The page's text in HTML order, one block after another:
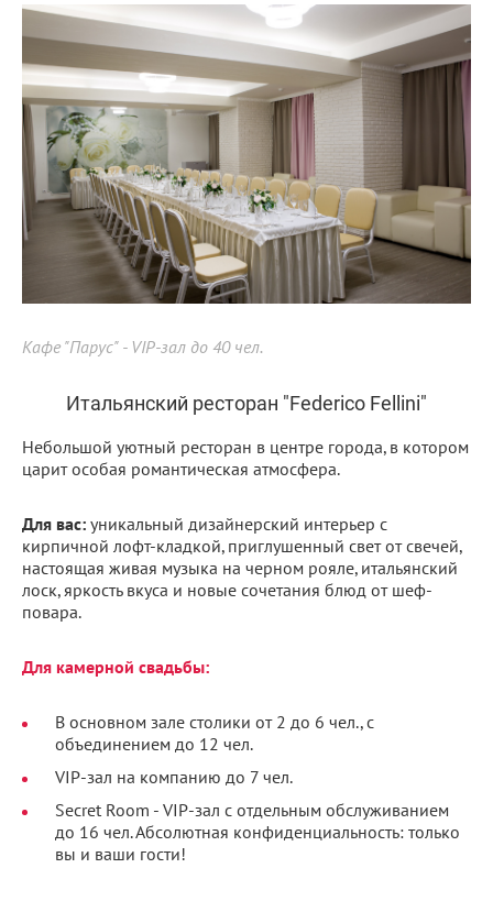
Кафе "Парус" - VIP-зал до 40 чел.
Итальянский ресторан "Federico Fellini"
Небольшой уютный ресторан в центре города, в котором
царит особая романтическая атмосфера.
Для вас: уникальный дизайнерский интерьер с
кирпичной лофт-кладкой, приглушенный свет от свечей,
настоящая живая музыка на черном рояле, итальянский
лоск, яркость вкуса и новые сочетания блюд от шеф-
повара.
Для камерной свадьбы:
В основном зале столики от 2 до 6 чел., с
объединением до 12 чел.
VIP-зал на компанию до 7 чел.
Secret Room - VIP-зал с отдельным обслуживанием
до 16 чел. Абсолютная конфиденциальность: только
вы и ваши гости!